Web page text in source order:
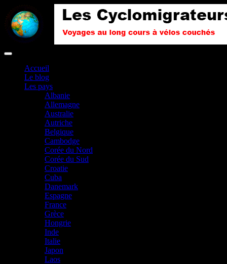
Accueil
Le blog
Les pays
Albanie
Allemagne
Australie
Autriche
Belgique
Cambodge
Corée du Nord
Corée du Sud
Croatie
Cuba
Danemark
Espagne
France
Grèce
Hongrie
Inde
Italie
Japon
Laos